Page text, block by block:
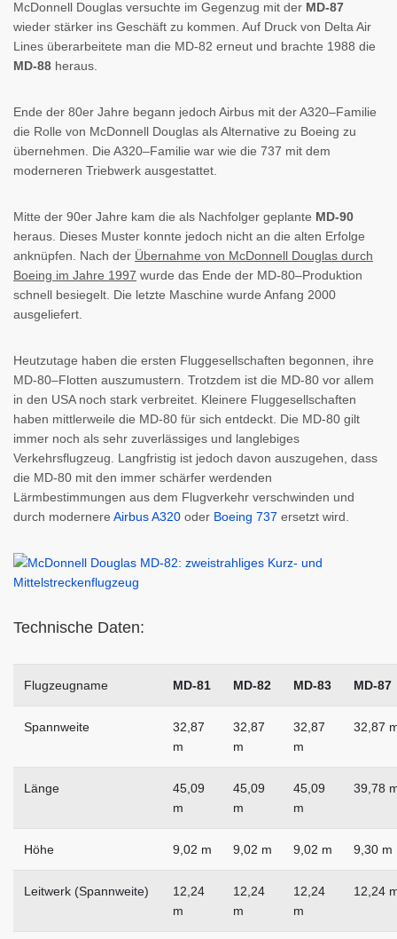
McDonnell Douglas versuchte im Gegenzug mit der MD-87
wieder stärker ins Geschäft zu kommen. Auf Druck von Delta Air
Lines überarbeitete man die MD-82 erneut und brachte 1988 die
MD-88 heraus.
Ende der 80er Jahre begann jedoch Airbus mit der A320–Familie
die Rolle von McDonnell Douglas als Alternative zu Boeing zu
übernehmen. Die A320–Familie war wie die 737 mit dem
moderneren Triebwerk ausgestattet.
Mitte der 90er Jahre kam die als Nachfolger geplante MD-90
heraus. Dieses Muster konnte jedoch nicht an die alten Erfolge
anknüpfen. Nach der Übernahme von McDonnell Douglas durch
Boeing im Jahre 1997 wurde das Ende der MD-80–Produktion
schnell besiegelt. Die letzte Maschine wurde Anfang 2000
ausgeliefert.
Heutzutage haben die ersten Fluggesellschaften begonnen, ihre
MD-80–Flotten auszumustern. Trotzdem ist die MD-80 vor allem
in den USA noch stark verbreitet. Kleinere Fluggesellschaften
haben mittlerweile die MD-80 für sich entdeckt. Die MD-80 gilt
immer noch als sehr zuverlässiges und langlebiges
Verkehrsflugzeug. Langfristig ist jedoch davon auszugehen, dass
die MD-80 mit den immer schärfer werdenden
Lärmbestimmungen aus dem Flugverkehr verschwinden und
durch modernere Airbus A320 oder Boeing 737 ersetzt wird.
Technische Daten:
Flugzeugname MD-81 MD-82 MD-83 MD-87
Spannweite
32,87
m
32,87
m
32,87
m
32,87
Länge
45,09
m
45,09
m
45,09
m
39,78
Höhe 9,02 m 9,02 m 9,02 m 9,30 m
Leitwerk (Spannweite)
12,24
m
12,24
m
12,24
m
12,24